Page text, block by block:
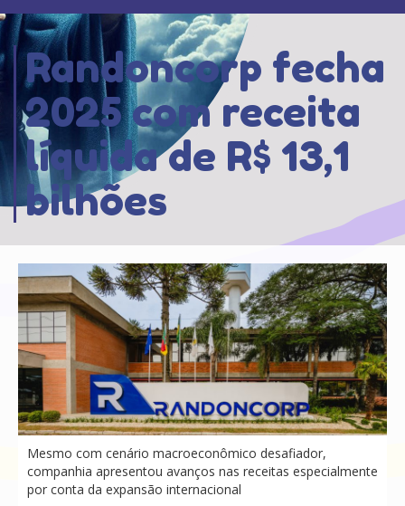
Randoncorp fecha
2025 com receita
líquida de R$ 13,1
bilhões
Mesmo com cenário macroeconômico desafiador,
companhia apresentou avanços nas receitas especialmente
por conta da expansão internacional